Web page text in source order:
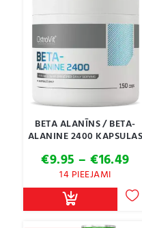
BETA ALANĪNS / BETA-
ALANINE 2400 KAPSULAS
€9.95 – €16.49
14 PIEEJAMI